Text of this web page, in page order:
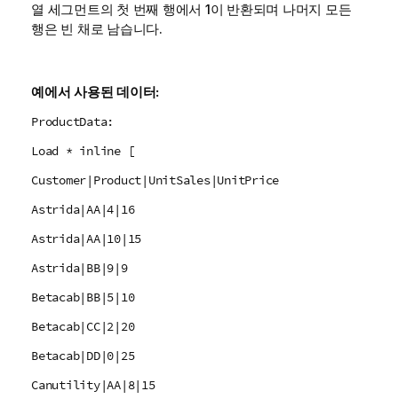
열 세그먼트의 첫 번째 행에서 1이 반환되며 나머지 모든
행은 빈 채로 남습니다.
예에서 사용된 데이터:
ProductData:
Load * inline [
Customer|Product|UnitSales|UnitPrice
Astrida|AA|4|16
Astrida|AA|10|15
Astrida|BB|9|9
Betacab|BB|5|10
Betacab|CC|2|20
Betacab|DD|0|25
Canutility|AA|8|15